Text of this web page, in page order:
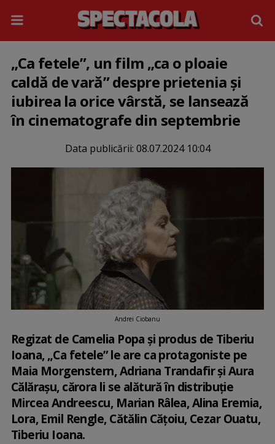
„Ca fetele”, un film „ca o ploaie
caldă de vară” despre prietenia și
iubirea la orice vârstă, se lansează
în cinematografe din septembrie
Data publicării: 08.07.2024 10:04
Andrei Ciobanu
Regizat de Camelia Popa și produs de Tiberiu
Ioana, „Ca fetele” le are ca protagoniste pe
Maia Morgenstern, Adriana Trandafir și Aura
Călărașu, cărora li se alătură în distribuție
Mircea Andreescu, Marian Râlea, Alina Eremia,
Lora, Emil Rengle, Cătălin Cățoiu, Cezar Ouatu,
Tiberiu Ioana.